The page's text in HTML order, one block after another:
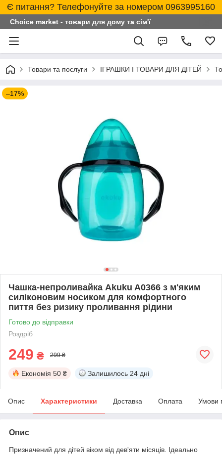
Є питання? Телефонуйте за номером 0963995160
Choice market - товари для дому та сім'ї
Товари та послуги ІГРАШКИ І ТОВАРИ ДЛЯ ДІТЕЙ
–17%
Чашка-непроливайка Akuku A0366 з м'яким
силіконовим носиком для комфортного
пиття без ризику проливання рідини
Готово до відправки
Роздріб
249 ₴ 299 ₴
Економія 50 ₴ Залишилось 24 дні
Опис Характеристики Доставка Оплата Умови
Опис
Призначений для дітей віком від дев'яти місяців. Ідеально